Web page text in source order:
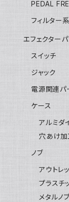
PEDAL
フィルター系
エフェクター
スイッチ
ジャック
電源関連パ
ケース
アルミダ
穴あけ加
ノブ
アウトレ
プラスチ
メタルノ